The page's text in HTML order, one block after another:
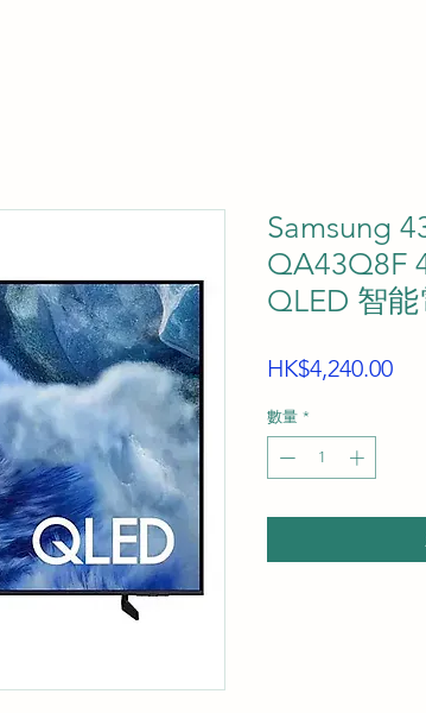
Samsung
QA43Q8F
QLED 智
HK$4,240.00價
數量 *